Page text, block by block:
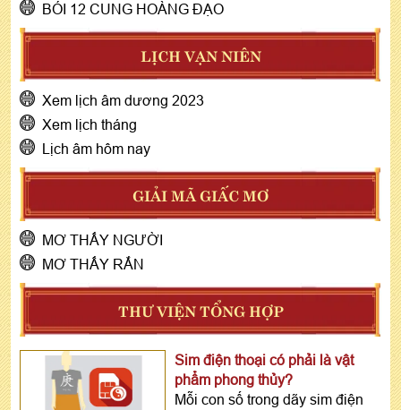
BÓI 12 CUNG HOÀNG ĐẠO
LỊCH VẠN NIÊN
Xem lịch âm dương 2023
Xem lịch tháng
Lịch âm hôm nay
GIẢI MÃ GIẤC MƠ
MƠ THẤY NGƯỜI
MƠ THẤY RẮN
THƯ VIỆN TỔNG HỢP
Sim điện thoại có phải là vật
phẩm phong thủy?
Mỗi con số trong dãy sim điện